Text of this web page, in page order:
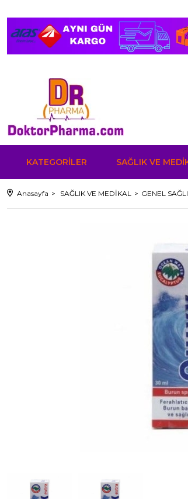
KATEGORİLER SAĞLIK VE
Anasayfa SAĞLIK VE MEDİKAL GENEL